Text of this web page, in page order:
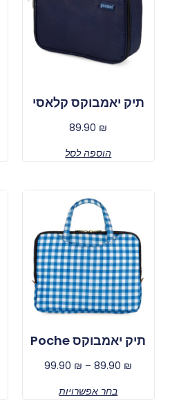
תיק יאמבוקס קלאסי
89.90 ₪
הוספה לסל
תיק יאמבוקס Poche
89.90 ₪
–
99.90 ₪
בחר אפשרויות